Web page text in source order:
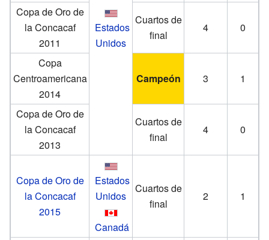
Estados
Unidos
Copa de Oro de
la Concacaf
2011
Cuartos de
final
4 0
Copa
Centroamericana
2014
Campeón 3 1
Copa de Oro de
la Concacaf
2013
Cuartos de
final
4 0
Copa de Oro de
la Concacaf
2015
Estados
Unidos
Canadá
Cuartos de
final
2 1